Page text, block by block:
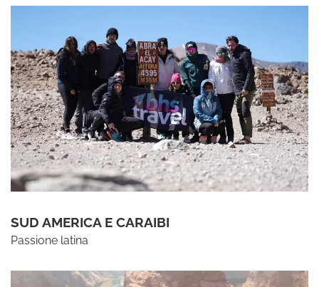
SUD AMERICA E CARAIBI
Passione latina